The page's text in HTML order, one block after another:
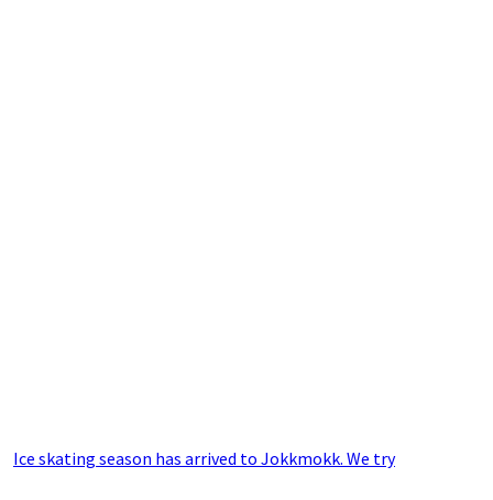
Ice skating season has arrived to Jokkmokk. We try